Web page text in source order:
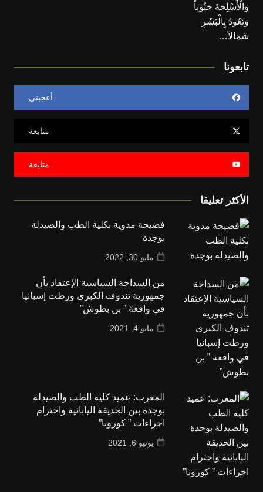
تابعونا
أعجبني
متابعة
متابعة
الأكثر تعليقا
فضيحة مدوية بكلية الطب والصيدلة
بوجدة
مايو 30, 2022
من السذاجة السياسية الإعتقاد بأن
جمهورية تندوف الكبرى ورطت إسبانيا
في واقعة ” بن بطوش”
مايو 4, 2021
المغرب: عميد كلية الطب والصيدلة
بوجدة بين الحديقة اليابانية واحترام
اجراءات ” كورونا”
يونيو 6, 2021